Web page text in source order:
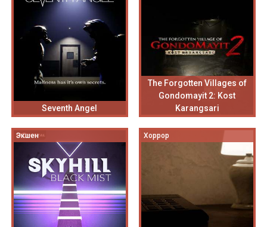
Seventh Angel
The Forgotten Villages of
Gondomayit 2: Kost
Karangsari
Экшен Хоррор